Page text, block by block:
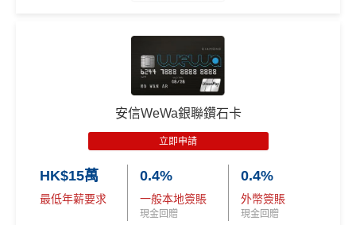
幣鑽石卡基本迎
$800「獎賞
「現金套現」 分
期計劃優惠 （≥H
$200 「獎賞
不適用
2%有每半年上限HK$8萬，記得唔係無上限架！
優惠期：即日起至2026年6月30日
經網上申請先賺HK$100現金回贈
完成簽賬要求再賺以下其中一項迎新：
迎新簽賬要求 迎新優惠
安信WeWa銀聯鑽石卡
立即申請
HK$15萬
最低年薪要求
0.4%
一般本地簽賬
現金回贈
0.4%
外幣簽賬
現金回贈